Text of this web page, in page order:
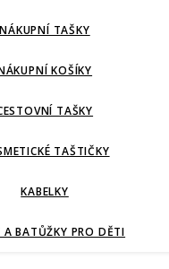
NÁKUPNÍ TAŠKY
KOŠÍKY
TAŠKY
TAŠTIČKY
KABELKY
A BATŮŽKY PRO DĚTI